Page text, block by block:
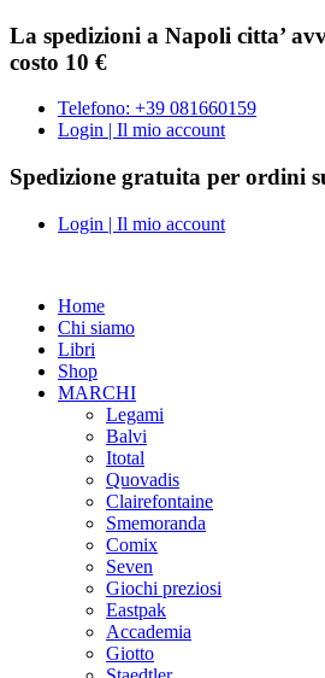
La spedizioni a Napoli citta’
costo 10 €
Telefono: +39 081660159
Login | Il mio account
Spedizione gratuita per ordini
Login | Il mio account
Home
Chi siamo
Libri
Shop
MARCHI
Legami
Balvi
Itotal
Quovadis
Clairefontaine
Smemoranda
Comix
Seven
Giochi preziosi
Eastpak
Accademia
Giotto